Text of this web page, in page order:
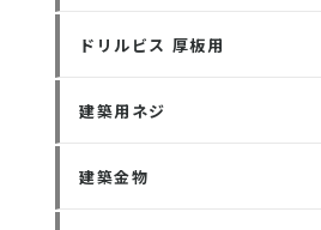
ドリルビス 厚板用
建築用ネジ
建築金物